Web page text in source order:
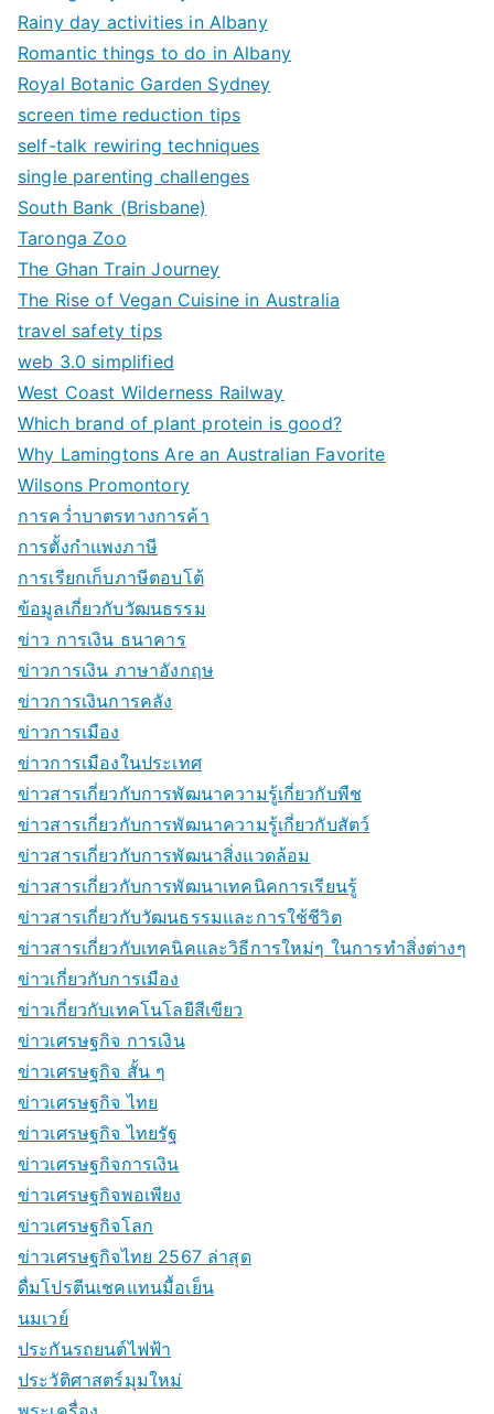
Rainy day activities in Albany
Romantic things to do in Albany
Royal Botanic Garden Sydney
screen time reduction tips
self-talk rewiring techniques
single parenting challenges
South Bank (Brisbane)
Taronga Zoo
The Ghan Train Journey
The Rise of Vegan Cuisine in Australia
travel safety tips
web 3.0 simplified
West Coast Wilderness Railway
Which brand of plant protein is good?
Why Lamingtons Are an Australian Favorite
Wilsons Promontory
การคว่ำบาตรทางการค้า
การตั้งกำแพงภาษี
การเรียกเก็บภาษีตอบโต้
ข้อมูลเกี่ยวกับวัฒนธรรม
ข่าว การเงิน ธนาคาร
ข่าวการเงิน ภาษาอังกฤษ
ข่าวการเงินการคลัง
ข่าวการเมือง
ข่าวการเมืองในประเทศ
ข่าวสารเกี่ยวกับการพัฒนาความรู้เกี่ยวกับพืช
ข่าวสารเกี่ยวกับการพัฒนาความรู้เกี่ยวกับสัตว์
ข่าวสารเกี่ยวกับการพัฒนาสิ่งแวดล้อม
ข่าวสารเกี่ยวกับการพัฒนาเทคนิคการเรียนรู้
ข่าวสารเกี่ยวกับวัฒนธรรมและการใช้ชีวิต
ข่าวสารเกี่ยวกับเทคนิคและวิธีการใหม่ๆ ในการทำสิ่งต่างๆ
ข่าวเกี่ยวกับการเมือง
ข่าวเกี่ยวกับเทคโนโลยีสีเขียว
ข่าวเศรษฐกิจ การเงิน
ข่าวเศรษฐกิจ สั้น ๆ
ข่าวเศรษฐกิจ ไทย
ข่าวเศรษฐกิจ ไทยรัฐ
ข่าวเศรษฐกิจการเงิน
ข่าวเศรษฐกิจพอเพียง
ข่าวเศรษฐกิจโลก
ข่าวเศรษฐกิจไทย 2567 ล่าสุด
ดื่มโปรตีนเชคแทนมื้อเย็น
นมเวย์
ประกันรถยนต์ไฟฟ้า
ประวัติศาสตร์มุมใหม่